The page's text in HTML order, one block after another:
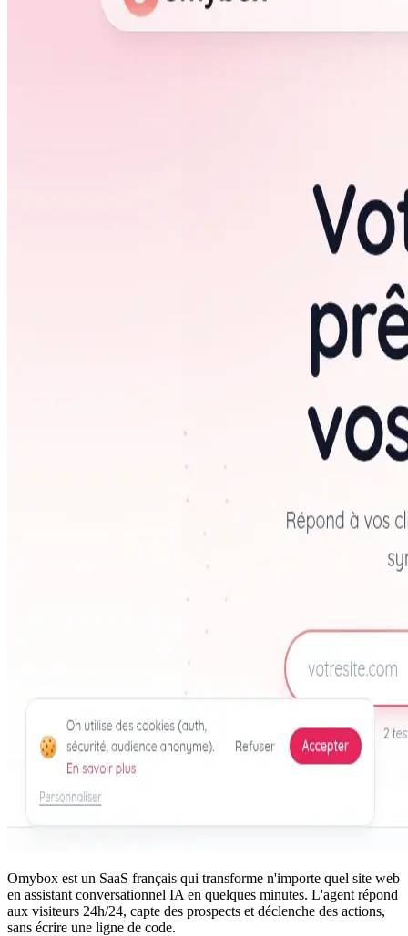
Omybox est un SaaS français qui transforme n'importe quel site web
en assistant conversationnel IA en quelques minutes. L'agent répond
aux visiteurs 24h/24, capte des prospects et déclenche des actions,
sans écrire une ligne de code.